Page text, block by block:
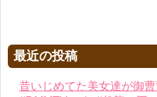
最近の投稿
昔いじめてた美女達が御